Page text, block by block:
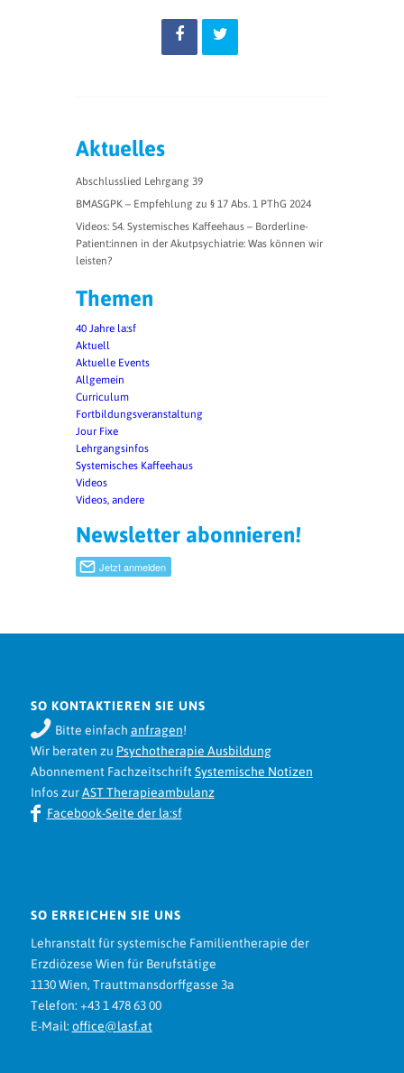
Aktuelles
Abschlusslied Lehrgang 39
BMASGPK – Empfehlung zu § 17 Abs. 1 PThG 2024
Videos: 54. Systemisches Kaffeehaus – Borderline-
Patient:innen in der Akutpsychiatrie: Was können wir
leisten?
Themen
40 Jahre la:sf
Aktuell
Aktuelle Events
Allgemein
Curriculum
Fortbildungsveranstaltung
Jour Fixe
Lehrgangsinfos
Systemisches Kaffeehaus
Videos
Videos, andere
Newsletter abonnieren!
SO KONTAKTIEREN SIE UNS
Bitte einfach anfragen!
Wir beraten zu Psychotherapie Ausbildung
Abonnement Fachzeitschrift Systemische Notizen
Infos zurAST Therapieambulanz
Facebook-Seite der la:sf
SO ERREICHEN SIE UNS
Lehranstalt für systemische Familientherapie der
Erzdiözese Wien für Berufstätige
1130 Wien, Trauttmansdorffgasse 3a
Telefon: +43 1 478 63 00
E-Mail: office@lasf.at